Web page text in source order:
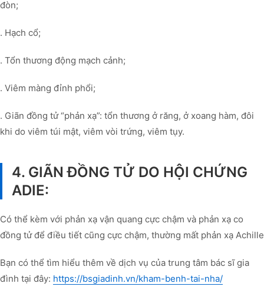
đòn;
. Hạch cổ;
. Tổn thương động mạch cảnh;
. Viêm màng đỉnh phổi;
. Giãn đồng tử “phản xạ”: tổn thương ở răng, ở xoang hàm, đôi
khi do viêm túi mật, viêm vòi trứng, viêm tụy.
4. GIÃN ĐỒNG TỬ DO HỘI CHỨNG
ADIE:
Có thể kèm với phản xạ vận quang cực chậm và phản xạ co
đồng tử để điều tiết cũng cực chậm, thường mất phản xạ Achille
Bạn có thể tìm hiểu thêm về dịch vụ của trung tâm bác sĩ gia
đình tại đây: https://bsgiadinh.vn/kham-benh-tai-nha/